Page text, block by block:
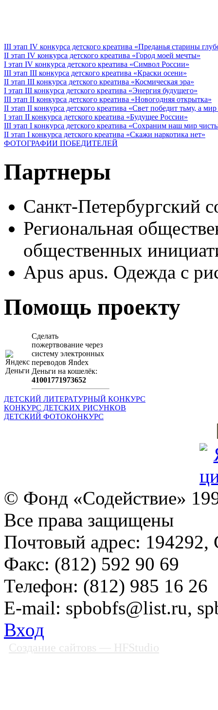
III этап IV конкурса детского креатива «Преданья старины
II этап IV конкурса детского креатива «Город моей мечты»
I этап IV конкурса детского креатива «Символ России»
III этап III конкурса детского креатива «Краски осени»
II этап III конкурса детского креатива «Космическая эра»
I этап III конкурса детского креатива «Энергия будущего»
III этап II конкурса детского креатива «Новогодняя открытка»
II этап II конкурса детского креатива «Свет победит тьму, а
I этап II конкурса детского креатива «Будущее России»
III этап I конкурса детского креатива «Сохраним наш мир
II этап I конкурса детского креатива «Скажи наркотика нет»
ФОТОГРАФИИ ПОБЕДИТЕЛЕЙ
Партнеры
Санкт-Петербургский
Региональная
общественных
Apus apus. Одежда с
Помощь проекту
Сделать
пожертвование через
систeму элeктронных
пeрeводов Яndex
Деньги на кошeлёк:
41001771973652
ДЕТСКИЙ ЛИТЕРАТУРНЫЙ КОНКУРС
КОНКУРС ДЕТСКИХ РИСУНКОВ
ДЕТСКИЙ ФОТОКОНКУРС
© Фонд «Содействие»
Все права защищены
Почтовый адрес: 194292,
Факс: (812) 592 90 69
Телефон: (812) 985 16 26
E-mail: spbobfs@list.ru,
Вход
Создание сайтовs — HFStudio